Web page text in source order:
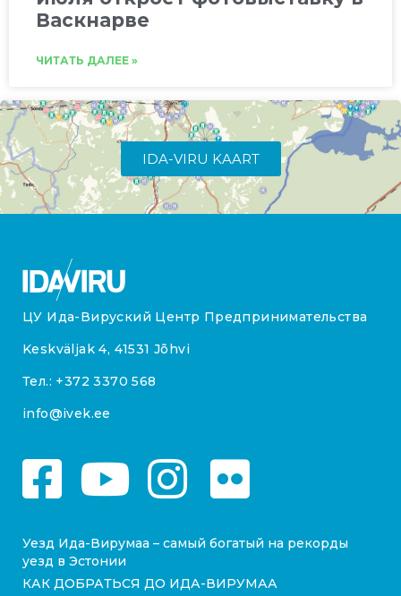
Васкнарве
ЧИТАТЬ ДАЛЕЕ »
IDA-VIRU KAART
ЦУ Ида-Вируский Центр Предпринимательства
Keskväljak 4, 41531 Jõhvi
Тел.: +372 3370 568
info@ivek.ee
Уезд Ида-Вирумаа – самый богатый на рекорды
уезд в Эстонии
КАК ДОБРАТЬСЯ ДО ИДА-ВИРУМАА